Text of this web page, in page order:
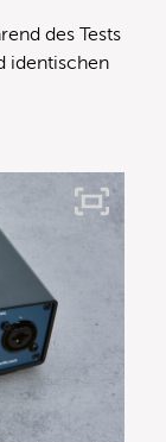
des Tests
identischen